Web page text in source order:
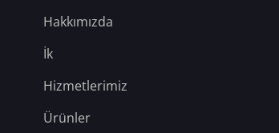
Hakkımızda
İk
Hizmetlerimiz
Ürünler